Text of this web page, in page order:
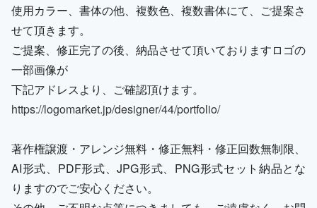
使用カラー、書体の他、複数色、複数書体にて、ご提案さ
せて頂きます。
ご提案、修正完了の後、納品させて頂いておりますロゴの
一部画像が
下記アドレスより、ご確認頂けます。
https://logomarket.jp/designer/44/portfolio/
著作権譲渡・アレンジ無料・修正無料・修正回数無制限、
AI形式、PDF形式、JPG形式、PNG形式セット納品とな
りますのでご安心ください。